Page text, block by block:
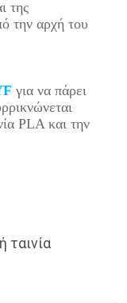
της
την αρχή του
για να πάρει
PLA και την
ταινία